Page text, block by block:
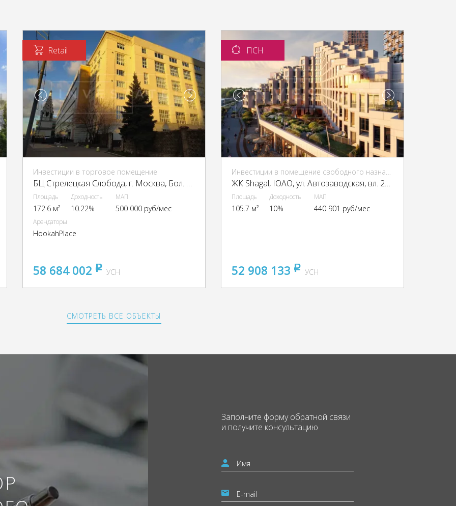
Retail
Инвестиции в торговое помещение
БЦ Стрелецкая Слобода, г. Москва, Бол. Новодмитровская ул., 23с1
Площадь
172.6 м²
Доходность
10.22%
МАП
500 000 руб/мес
Арендаторы
HookahPlace
58 684 002 pуб
УСН
ПСН
Инвестиции в помещение свободного назначения (ПСН)
ЖК Shagal, ЮАО, ул. Автозаводская, вл. 23/66
Площадь
105.7 м²
Доходность
10%
МАП
440 901 руб/мес
52 908 133 pуб
УСН
СМОТРЕТЬ ВСЕ ОБЪЕКТЫ
Заполните формуобратной связи
и получите консультацию